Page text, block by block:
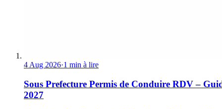
4 Aug 2026·1 min à lire
Sous Prefecture Permis de Conduire RDV –
2027